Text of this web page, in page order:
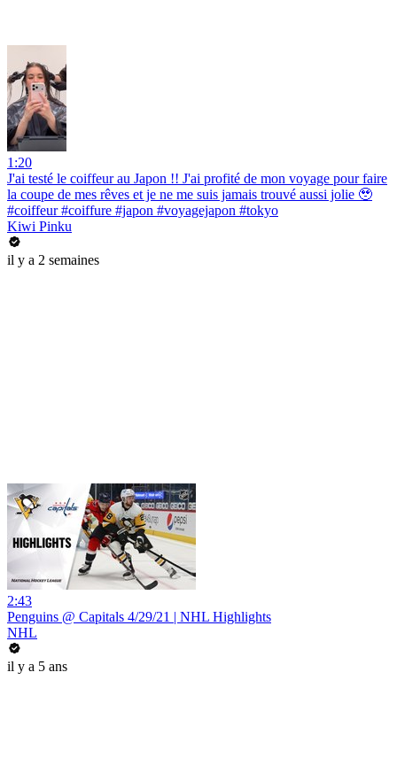
1:20
J'ai testé le coiffeur au Japon !! J'ai profité de mon voyage pour faire
la coupe de mes rêves et je ne me suis jamais trouvé aussi jolie 🥹
#coiffeur #coiffure #japon #voyagejapon #tokyo
Kiwi Pinku
il y a 2 semaines
2:43
Penguins @ Capitals 4/29/21 | NHL Highlights
NHL
il y a 5 ans